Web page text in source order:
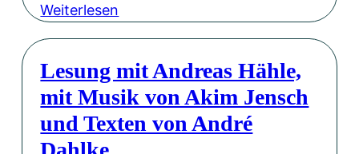
Q
u
a
Weiterlesen
r
C
a
Lesung mit Andreas Hähle,
mit Musik von Akim Jensch
und Texten von André